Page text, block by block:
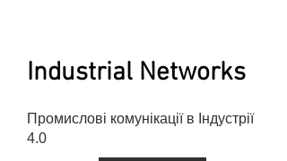
Industrial Networks
Промислові комунікації в Індустрії
4.0